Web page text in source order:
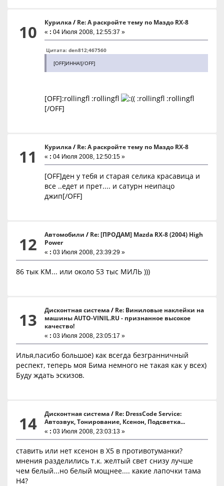
10 Курилка / Re: А раскройте тему по Маздо RX-8
« : 04 Июля 2008, 12:55:37 »
Цитата: den812;467560
[OFF]ИННА![/OFF]
[OFF]:rollingfl :rollingfl
( :rollingfl :rollingfl
[/OFF]
11 Курилка / Re: А раскройте тему по Маздо RX-8
« : 04 Июля 2008, 12:50:15 »
[OFF]ден у тебя и старая селика красавица и
все ..едет и прет.... и сатурн неипацо
джип[/OFF]
12 Автомобили / Re: [ПРОДАМ] Mazda RX-8 (2004) High
Power
« : 03 Июля 2008, 23:39:29 »
86 тык КМ... или около 53 тыс МИЛЬ )))
13 Дисконтная система / Re: Виниловые наклейки на
машины AUTO-VINIL.RU - признанное высокое
качество!
« : 03 Июля 2008, 23:05:17 »
Илья,пасибо большое) как всегда безгранничный
респект, теперь моя Бима немного не такая как у всех)
Буду ждать эскизов.
14 Дисконтная система / Re: DressCode Service:
Автозвук, Тонирование, Ксенон, Подсветка...
« : 03 Июля 2008, 23:03:13 »
ставить или нет ксенон в Х5 в противотуманки?
мнения разделились т.к. желтый свет снизу лучше
чем белый...но белый мощнее.... какие лапочки тама
Н4?